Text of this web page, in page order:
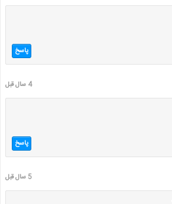
پاسخ
4 سال قبل
پاسخ
5 سال قبل